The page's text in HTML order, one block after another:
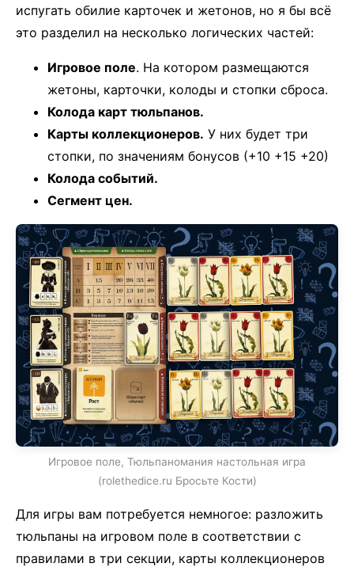
испугать обилие карточек и жетонов, но я бы всё
это разделил на несколько логических частей:
Игровое поле. На котором размещаются
жетоны, карточки, колоды и стопки сброса.
Колода карт тюльпанов.
Карты коллекционеров. У них будет три
стопки, по значениям бонусов (+10 +15 +20)
Колода событий.
Сегмент цен.
Игровое поле, Тюльпаномания настольная игра
(rolethedice.ru Бросьте Кости)
Для игры вам потребуется немногое: разложить
тюльпаны на игровом поле в соответствии с
правилами в три секции, карты коллекционеров